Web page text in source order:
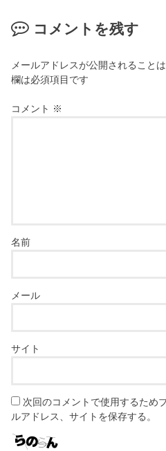
コメントを残す
メールアドレスが公開されることは
欄は必須項目です
コメント ※
名前
メール
サイト
次回のコメントで使用するため
ルアドレス、サイトを保存する。